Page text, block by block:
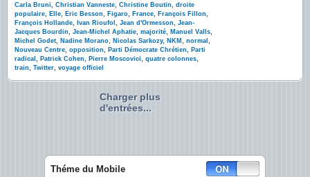
Carla Bruni, Christian Vanneste, Christine Boutin, droite
populaire, Elle, Eric Besson, Figaro, France, François Fillon,
François Hollande, Ivan Rioufol , Jean d'Ormesson, Jean-
Jacques Bourdin, Jean-Michel Aphatie, majorité, Manuel Valls,
Michel Godet, Nadine Morano, Nicolas Sarkozy, NKM , normal ,
Nouveau Centre, opposition, Parti Démocrate Chrétien, Parti
radical , Patrick Cohen, Pierre Moscovici, quatre colonnes,
train, Twitter, voyage officiel
Charger plus
d'entrées...
Théme du Mobile